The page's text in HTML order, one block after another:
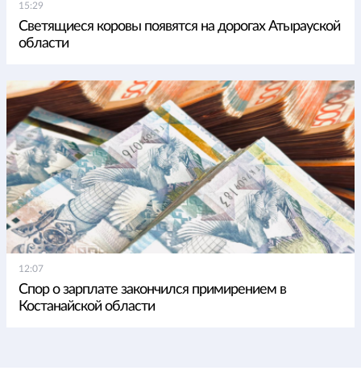
15:29
Светящиеся коровы появятся на дорогах Атырауской
области
12:07
Спор о зарплате закончился примирением в
Костанайской области